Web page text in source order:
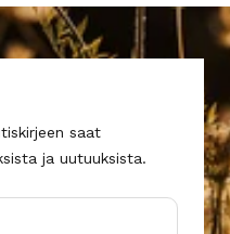
saat
ja uutuuksista.